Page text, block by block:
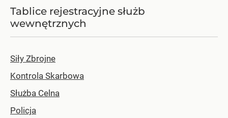
Tablice rejestracyjne służb
wewnętrznych
Siły Zbrojne
Kontrola Skarbowa
Służba Celna
Policja